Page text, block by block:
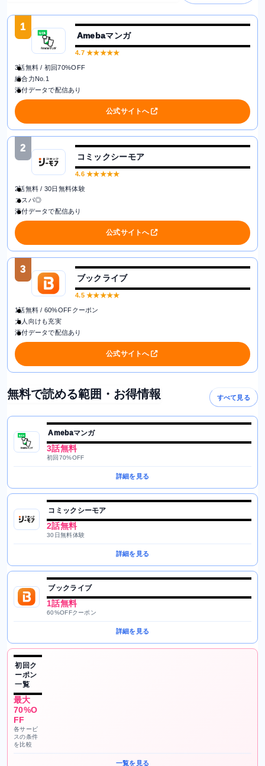
1
Amebaマンガ
4.7★★★★★
3話無料 / 初回70%OFF
総合力No.1
添付データで配信あり
公式サイトへ
2
コミックシーモア
4.6★★★★★
2話無料 / 30日無料体験
コスパ◎
添付データで配信あり
公式サイトへ
3
ブックライブ
4.5★★★★★
1話無料 / 60%OFFクーポン
大人向けも充実
添付データで配信あり
公式サイトへ
無料で読める範囲・お得情報 すべて見る
Amebaマンガ
3話無料
初回70%OFF
詳細を見る
コミックシーモア
2話無料
30日無料体験
詳細を見る
ブックライブ
1話無料
60%OFFクーポン
詳細を見る
初回ク
ーポン
一覧
最大
70%O
FF
各サービ
スの条件
を比較
一覧を見る